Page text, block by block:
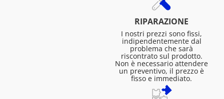
RIPARAZIONE
I nostri prezzi sono fissi,
indipendentemente dal
problema che sarà
riscontrato sul prodotto.
Non è necessario attendere
un preventivo, il prezzo è
fisso e immediato.